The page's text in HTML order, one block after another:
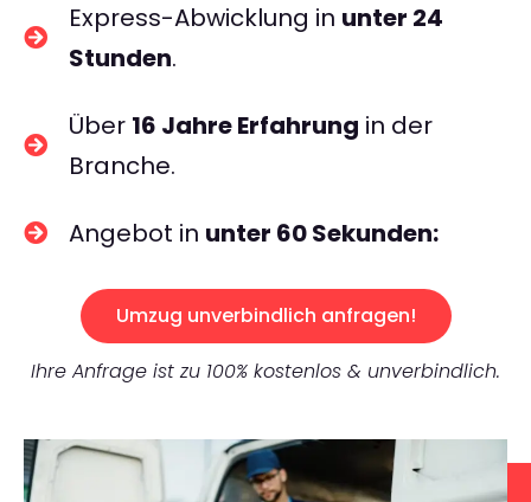
Express-Abwicklung in unter 24
Stunden.
Über 16 Jahre Erfahrung in der
Branche.
Angebot in unter 60 Sekunden:
Umzug unverbindlich anfragen!
Ihre Anfrage ist zu 100% kostenlos & unverbindlich.